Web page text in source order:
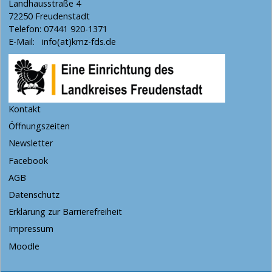
Landhausstraße 4
72250 Freudenstadt
Telefon: 07441 920-1371
E-Mail:
info(at)kmz-fds.de
Kontakt
Öffnungszeiten
Newsletter
Facebook
AGB
Datenschutz
Erklärung zur Barrierefreiheit
Impressum
Moodle